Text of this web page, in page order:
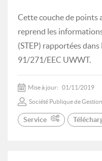
Cette couche de points
reprend les
(STEP) rapportées
91/271/EEC UWWT.
Mise à jour: 01/11/2019
Société Publique de
Service